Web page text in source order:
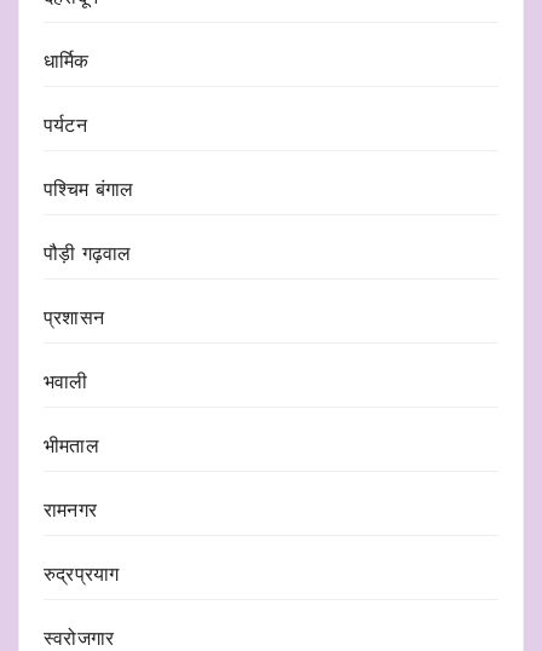
धार्मिक
पर्यटन
पश्चिम बंगाल
पौड़ी गढ़वाल
प्रशासन
भवाली
भीमताल
रामनगर
रुद्रप्रयाग
स्वरोजगार